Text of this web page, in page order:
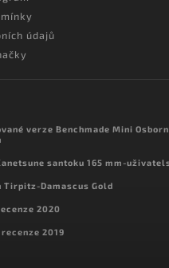
údajů
verze Benchmade Mini
santoku 165 mm-
Tirpitz-Damascus Gold
2020
2019